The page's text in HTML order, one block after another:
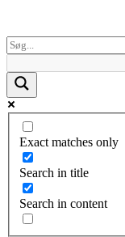
Exact matches only
Search in title
Search in content